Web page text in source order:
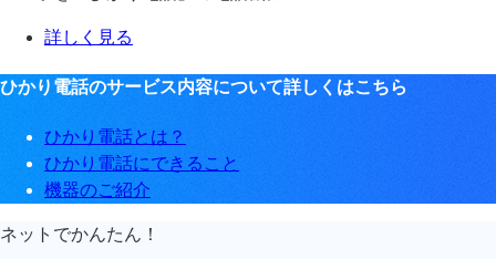
詳しく見る
ひかり電話のサービス内容について詳しくはこちら
ひかり電話とは？
ひかり電話にできること
機器のご紹介
ネットでかんたん！